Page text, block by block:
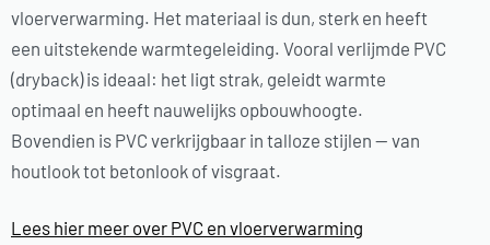
vloerverwarming. Het materiaal is dun, sterk en heeft
een uitstekende warmtegeleiding. Vooral verlijmde PVC
(dryback) is ideaal: het ligt strak, geleidt warmte
optimaal en heeft nauwelijks opbouwhoogte.
Bovendien is PVC verkrijgbaar in talloze stijlen — van
houtlook tot betonlook of visgraat.
Lees hier meer over PVC en vloerverwarming